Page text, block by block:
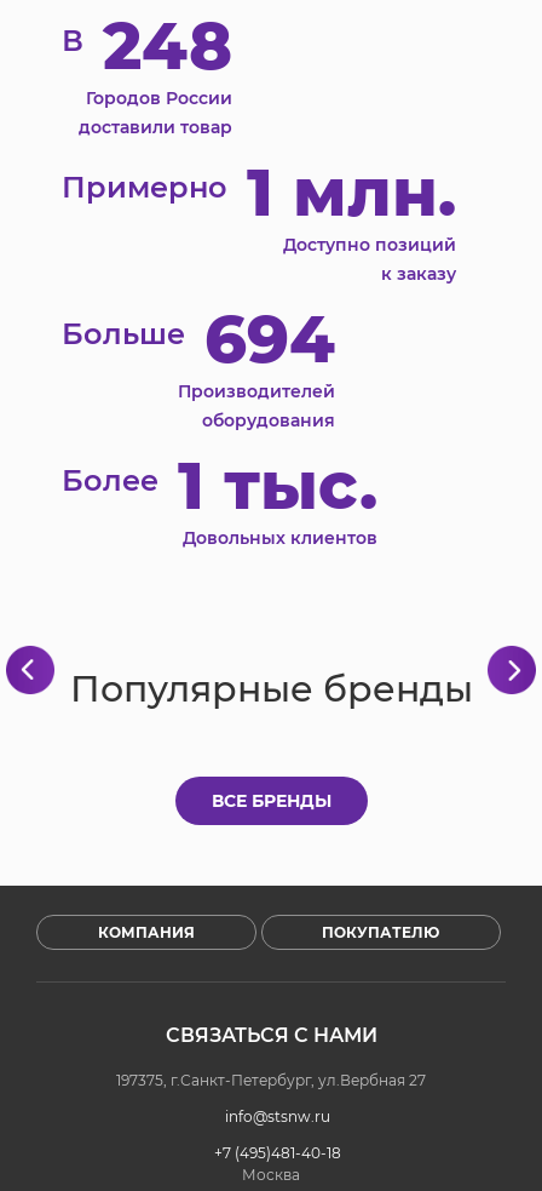
В 248
Городов России
доставили товар
Примерно 1 млн.
Доступно позиций
к заказу
Больше 694
Производителей
оборудования
Более 1 тыс.
Довольных клиентов
Популярные бренды
ВСЕ БРЕНДЫ
КОМПАНИЯ ПОКУПАТЕЛЮ
СВЯЗАТЬСЯ С НАМИ
197375, г.Санкт-Петербург, ул.Вербная 27
info@stsnw.ru
Москва
+7 (495)481-40-18